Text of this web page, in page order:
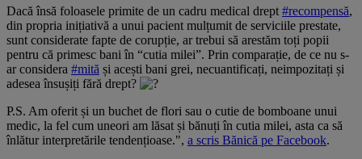
Dacă însă foloasele primite de un cadru medical drept #recompensă,
din propria inițiativă a unui pacient mulțumit de serviciile prestate,
sunt considerate fapte de corupție, ar trebui să arestăm toți popii
pentru că primesc bani în “cutia milei”. Prin comparație, de ce nu s-
ar considera #mită și acești bani grei, necuantificați, neimpozitați și
adesea însușiți fără drept?
P.S. Am oferit și un buchet de flori sau o cutie de bomboane unui
medic, la fel cum uneori am lăsat și bănuți în cutia milei, asta ca să
înlătur interpretările tendențioase.", a scris Bănică pe Facebook.